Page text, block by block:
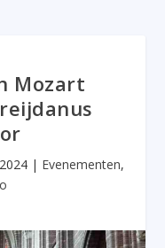
Mozart
| Evenementen,